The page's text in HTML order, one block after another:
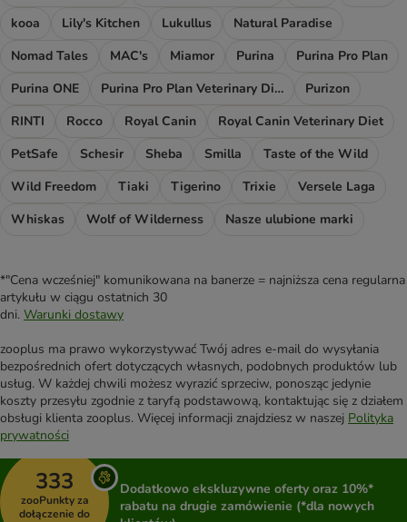
kooa
Lily's Kitchen Lukullus
Natural Paradise
Nomad Tales
MAC's Miamor Purina
Purina Pro Plan
Purina ONE
Purina Pro Plan Veterinary Diets
Purizon
RINTI
Rocco Royal Canin
Royal Canin Veterinary Diet
PetSafe
Schesir Sheba Smilla
Taste of the Wild
Wild Freedom
Tiaki Tigerino Trixie
Versele Laga
Whiskas
Wolf of Wilderness Nasze ulubione marki
*"Cena wcześniej" komunikowana na banerze = najniższa cena regularna
artykułu w ciągu ostatnich 30
dni. Warunki dostawy
zooplus ma prawo wykorzystywać Twój adres e-mail do wysyłania
bezpośrednich ofert dotyczących własnych, podobnych produktów lub
usług. W każdej chwili możesz wyrazić sprzeciw, ponosząc jedynie
koszty przesyłu zgodnie z taryfą podstawową, kontaktując się z działem
obsługi klienta zooplus. Więcej informacji znajdziesz w naszej Polityka
prywatności
333
zooPunkty za
dołączenie do
Dodatkowo ekskluzywne oferty oraz 10%*
rabatu na drugie zamówienie (*dla nowych